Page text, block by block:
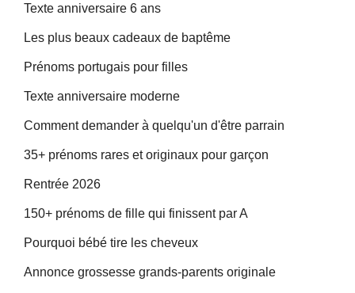
Texte anniversaire 6 ans
Les plus beaux cadeaux de baptême
Prénoms portugais pour filles
Texte anniversaire moderne
Comment demander à quelqu'un d'être parrain
35+ prénoms rares et originaux pour garçon
Rentrée 2026
150+ prénoms de fille qui finissent par A
Pourquoi bébé tire les cheveux
Annonce grossesse grands-parents originale